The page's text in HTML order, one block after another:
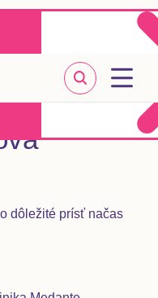
dôležité prísť načas